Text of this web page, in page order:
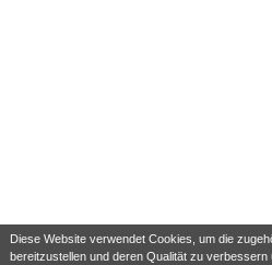
Diese Website verwendet Cookies, um die
bereitzustellen und deren Qualität zu